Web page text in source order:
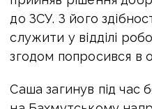
до ЗСУ. З його
служити у відділі
згодом попросився в
Саша загинув під час